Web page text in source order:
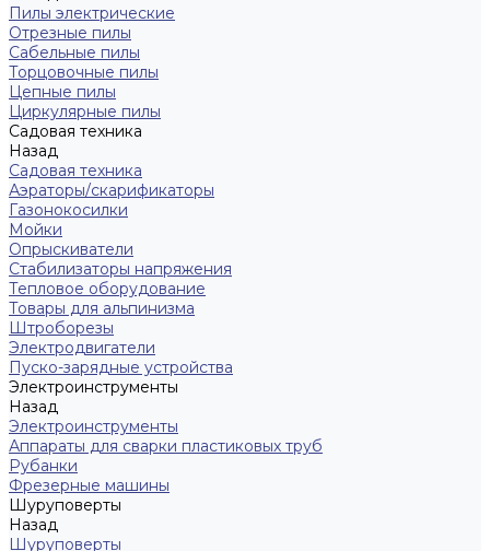
Пилы электрические
Отрезные пилы
Сабельные пилы
Торцовочные пилы
Цепные пилы
Циркулярные пилы
Садовая техника
Назад
Садовая техника
Аэраторы/скарификаторы
Газонокосилки
Мойки
Опрыскиватели
Стабилизаторы напряжения
Тепловое оборудование
Товары для альпинизма
Штроборезы
Электродвигатели
Пуско-зарядные устройства
Электроинструменты
Назад
Электроинструменты
Аппараты для сварки пластиковых труб
Рубанки
Фрезерные машины
Шуруповерты
Назад
Шуруповерты